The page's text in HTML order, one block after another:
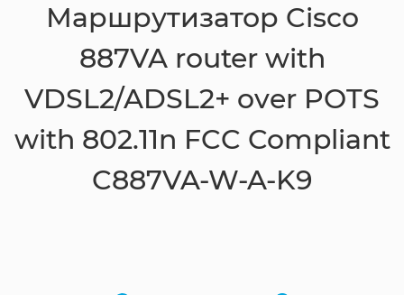
Маршрутизатор Cisco
887VA router with
VDSL2/ADSL2+ over POTS
with 802.11n FCC Compliant
C887VA-W-A-K9